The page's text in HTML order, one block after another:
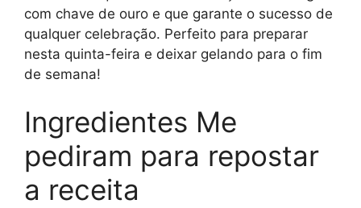
com chave de ouro e que garante o sucesso de
qualquer celebração. Perfeito para preparar
nesta quinta-feira e deixar gelando para o fim
de semana!
Ingredientes Me
pediram para repostar
a receita